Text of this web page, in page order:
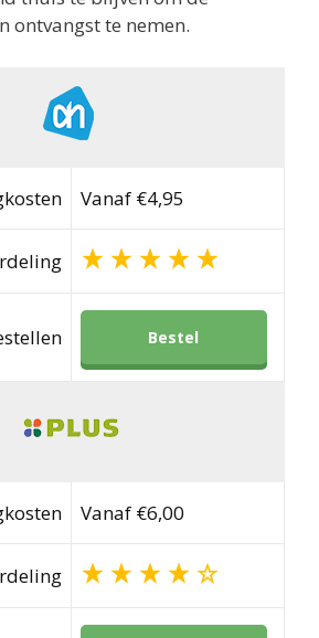
ontvangst te nemen.
Vanaf €4,95
Bestel
Vanaf €6,00